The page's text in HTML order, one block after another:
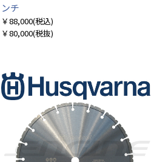
ンチ
￥88,000(税込)
￥80,000(税抜)